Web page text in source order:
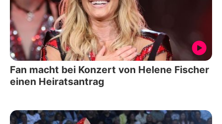
Fan macht bei Konzert von Helene Fischer
einen Heiratsantrag